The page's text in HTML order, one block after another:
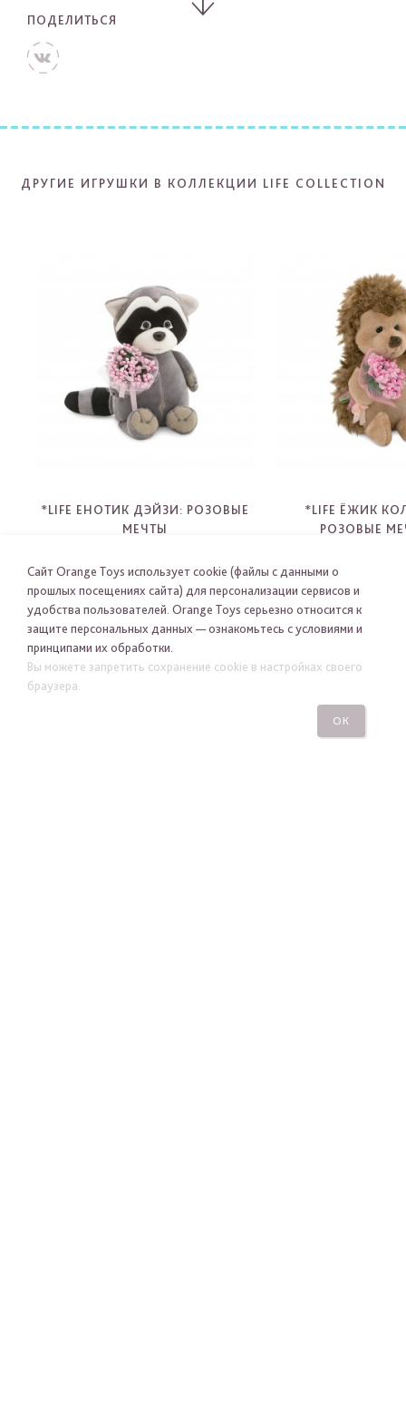
ПОДЕЛИТЬСЯ
ДРУГИЕ ИГРУШКИ В КОЛЛЕКЦИИ LIFE COLLECTION
*LIFE ЕНОТИК ДЭЙЗИ: РОЗОВЫЕ
МЕЧТЫ
-
*LIFE ЁЖИК
РОЗОВЫЕ
Я хочу получать новости Orange Toys по электронной
почте
Сайт Orange Toys использует cookie (файлы с данными о
прошлых посещениях сайта) для персонализации сервисов и
удобства пользователей. Orange Toys серьезно относится к
защите персональных данных — ознакомьтесь с условиями и
принципами их обработки.
Вы можете запретить сохранение cookie в настройках своего
браузера.
ОК